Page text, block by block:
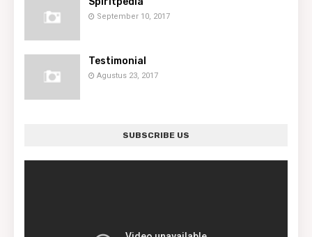
September 10, 2017
Testimonial
Agustus 23, 2017
SUBSCRIBE US